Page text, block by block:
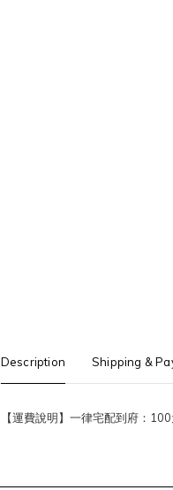
Description Shipping &
【運費說明】一律宅配到府：